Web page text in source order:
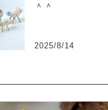
＾＾
2025/8/14